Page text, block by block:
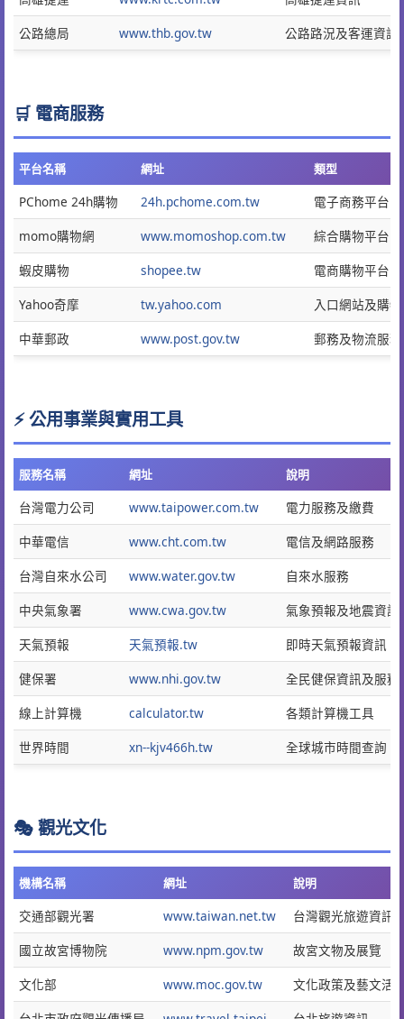
公路總局
www.thb.gov.tw 公路路況及客運資訊
🛒 電商服務
平台名稱 網址 類型
PChome 24h購物 24h.pchome.com.tw
電子商務平台
momo購物網
www.momoshop.com.tw
綜合購物平台
蝦皮購物
shopee.tw
電商購物平台
Yahoo奇摩
tw.yahoo.com
入口網站及購物
中華郵政
www.post.gov.tw 郵務及物流服務
⚡ 公用事業與實用工具
服務名稱 網址 說明
台灣電力公司 www.taipower.com.tw
電力服務及繳費
中華電信
www.cht.com.tw
電信及網路服務
台灣自來水公司
www.water.gov.tw
自來水服務
中央氣象署
www.cwa.gov.tw
氣象預報及地震資訊
天氣預報
天氣預報.tw
即時天氣預報資訊
健保署
www.nhi.gov.tw
全民健保資訊及服務
線上計算機
calculator.tw
各類計算機工具
世界時間
xn--kjv466h.tw 全球城市時間查詢
🎭 觀光文化
機構名稱 網址 說明
交通部觀光署 www.taiwan.net.tw
台灣觀光旅遊資訊
國立故宮博物院
www.npm.gov.tw
故宮文物及展覽
文化部
www.moc.gov.tw
文化政策及藝文活